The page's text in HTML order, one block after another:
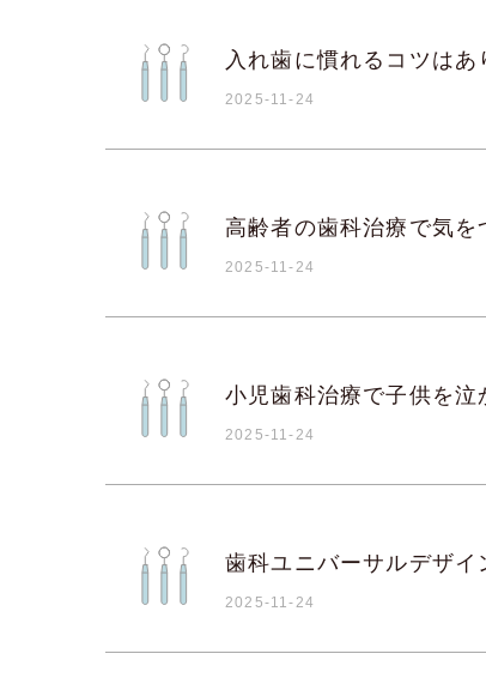
入れ歯に慣れるコツはあ
2025-11-24
高齢者の歯科治療で気を
2025-11-24
小児歯科治療で子供を泣
2025-11-24
歯科ユニバーサルデザイ
2025-11-24